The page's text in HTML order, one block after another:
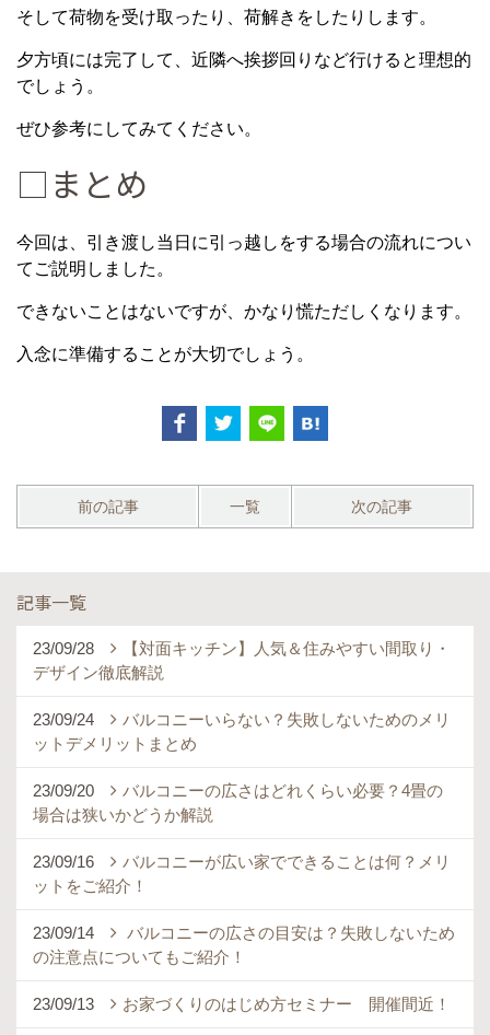
そして荷物を受け取ったり、荷解きをしたりします。
夕方頃には完了して、近隣へ挨拶回りなど行けると理想的
でしょう。
ぜひ参考にしてみてください。
□まとめ
今回は、引き渡し当日に引っ越しをする場合の流れについ
てご説明しました。
できないことはないですが、かなり慌ただしくなります。
入念に準備することが大切でしょう。
前の記事 一覧 次の記事
記事一覧
23/09/28
【対面キッチン】人気＆住みやすい間取り・
デザイン徹底解説
23/09/24
バルコニーいらない？失敗しないためのメリ
ットデメリットまとめ
23/09/20
バルコニーの広さはどれくらい必要？4畳の
場合は狭いかどうか解説
23/09/16
バルコニーが広い家でできることは何？メリ
ットをご紹介！
23/09/14
バルコニーの広さの目安は？失敗しないため
の注意点についてもご紹介！
23/09/13 お家づくりのはじめ方セミナー 開催間近！